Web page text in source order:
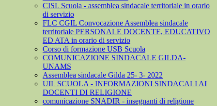
CISL Scuola - assemblea sindacale territoriale in orario
di servizio
FLC CGIL Convocazione Assemblea sindacale
territoriale PERSONALE DOCENTE, EDUCATIVO
ED ATA in orario di servizio
Corso di formazione USB Scuola
COMUNICAZIONE SINDACALE GILDA-
UNAMS
Assemblea sindacale Gilda 25- 3- 2022
UIL SCUOLA - INFORMAZIONI SINDACALI AI
DOCENTI DI RELIGIONE
comunicazione SNADIR - insegnanti di religione